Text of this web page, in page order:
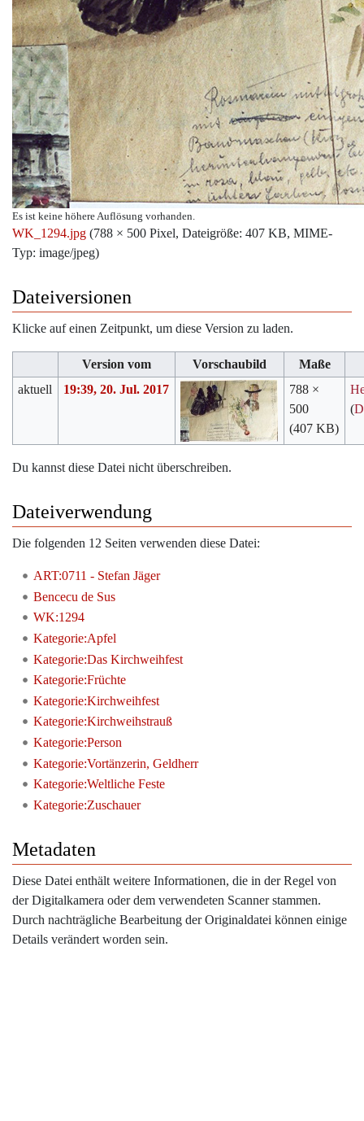
Es ist keine höhere Auflösung vorhanden.
WK_1294.jpg (788 × 500 Pixel, Dateigröße: 407 KB, MIME-
Typ: image/jpeg)
Dateiversionen
Klicke auf einen Zeitpunkt, um diese Version zu laden.
Version vom Vorschaubild
Maße
aktuell
19:39, 20. Jul. 2017
788 ×
500
(407 KB)
(
Du kannst diese Datei nicht überschreiben.
Dateiverwendung
Die folgenden 12 Seiten verwenden diese Datei:
ART:0711 - Stefan Jäger
Bencecu de Sus
WK:1294
Kategorie:Apfel
Kategorie:Das Kirchweihfest
Kategorie:Früchte
Kategorie:Kirchweihfest
Kategorie:Kirchweihstrauß
Kategorie:Person
Kategorie:Vortänzerin, Geldherr
Kategorie:Weltliche Feste
Kategorie:Zuschauer
Metadaten
Diese Datei enthält weitere Informationen, die in der Regel von
der Digitalkamera oder dem verwendeten Scanner stammen.
Durch nachträgliche Bearbeitung der Originaldatei können einige
Details verändert worden sein.